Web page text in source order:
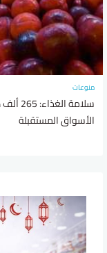
منوعات
سلامة
الأسواق المستقبلة